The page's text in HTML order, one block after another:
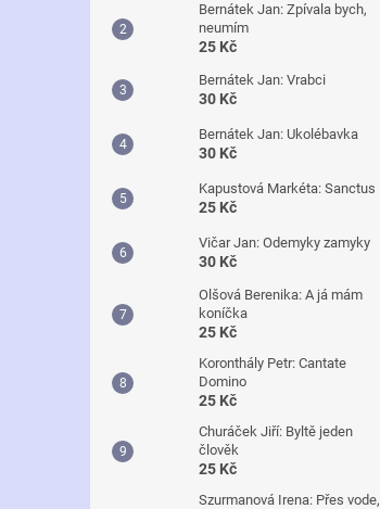
Bernátek Jan: Zpívala bych,
neumím
25 Kč
Bernátek Jan: Vrabci
30 Kč
Bernátek Jan: Ukolébavka
30 Kč
Kapustová Markéta: Sanctus
25 Kč
Vičar Jan: Odemyky zamyky
30 Kč
Olšová Berenika: A já mám
koníčka
25 Kč
Koronthály Petr: Cantate
Domino
25 Kč
Churáček Jiří: Byltě jeden
člověk
25 Kč
Szurmanová Irena: Přes vode,